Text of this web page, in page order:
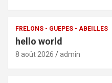
FRELONS - GUEPES - ABEILLES
hello world
8 août 2026 admin